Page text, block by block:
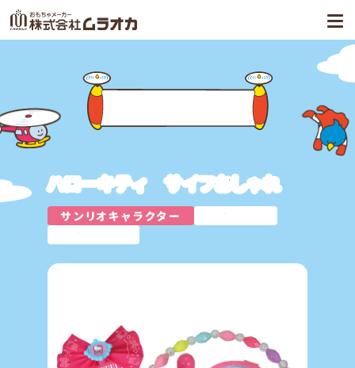
ハローキティ サイフおしゃれ
サンリオキャラクター
おしゃれ
おままごと